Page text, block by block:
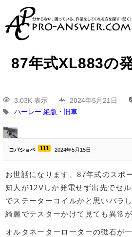
87年式XL883の
3.03K 表示 2024年5月21日
ハーレー 絶版・旧車
コバショベ 111 2024年5月15日
お世話になります、87年式のスポ
知人が12Vしか発電せず出先でセ
でステーターコイルかと思いバラ
綺麗でテスターかけて見ても異常
オルタネーターローターの磁石が